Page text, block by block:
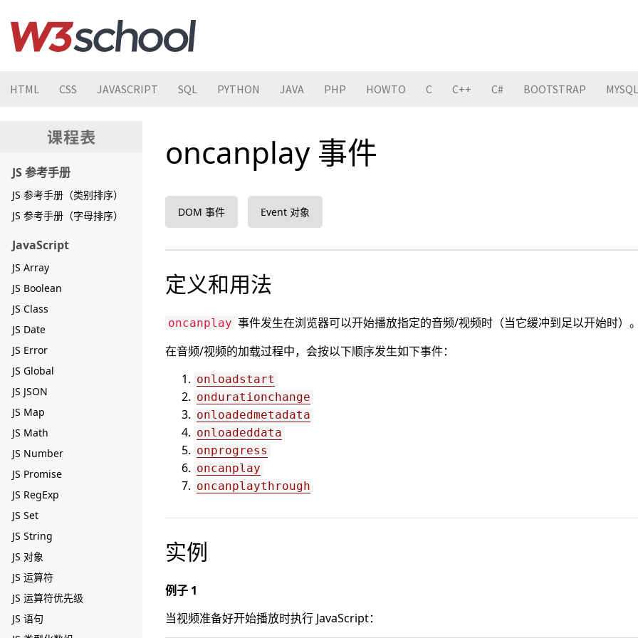
HTML CSS JAVASCRIPT SQL PYTHON JAVA PHP HOWTO C C++ C# BOOTSTRAP MYSQL
JS 参考手册
JS 参考手册（类别排序）
JS 参考手册（字母排序）
JavaScript
JS Array
JS Boolean
JS Class
JS Date
JS Error
JS Global
JS JSON
JS Map
JS Math
JS Number
JS Promise
JS RegExp
JS Set
JS String
JS 对象
JS 运算符
JS 运算符优先级
JS 语句
oncanplay 事件
DOM 事件 Event 对象
定义和用法
oncanplay 事件发生在浏览器可以开始播放指定的音频/视频时（当它缓冲到足以开始时）
在音频/视频的加载过程中，会按以下顺序发生如下事件：
onloadstart
ondurationchange
onloadedmetadata
onloadeddata
onprogress
oncanplay
oncanplaythrough
实例
例子 1
当视频准备好开始播放时执行 JavaScript：